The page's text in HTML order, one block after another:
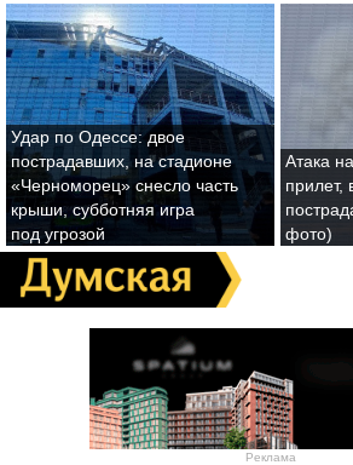
Удар по Одессе: двое
пострадавших, на стадионе
«Черноморец» снесло часть
крыши, субботняя игра
под угрозой
Атака
прилет,
фото)
Реклама